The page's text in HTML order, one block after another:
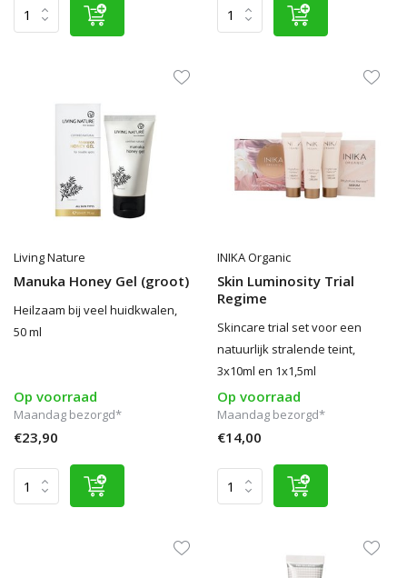
Living Nature
Manuka Honey Gel (groot)
Heilzaam bij veel huidkwalen,
50 ml
Op voorraad
Maandag bezorgd*
€23,90
INIKA Organic
Skin Luminosity Trial
Regime
Skincare trial set voor een
natuurlijk stralende teint,
3x10ml en 1x1,5ml
Op voorraad
Maandag bezorgd*
€14,00